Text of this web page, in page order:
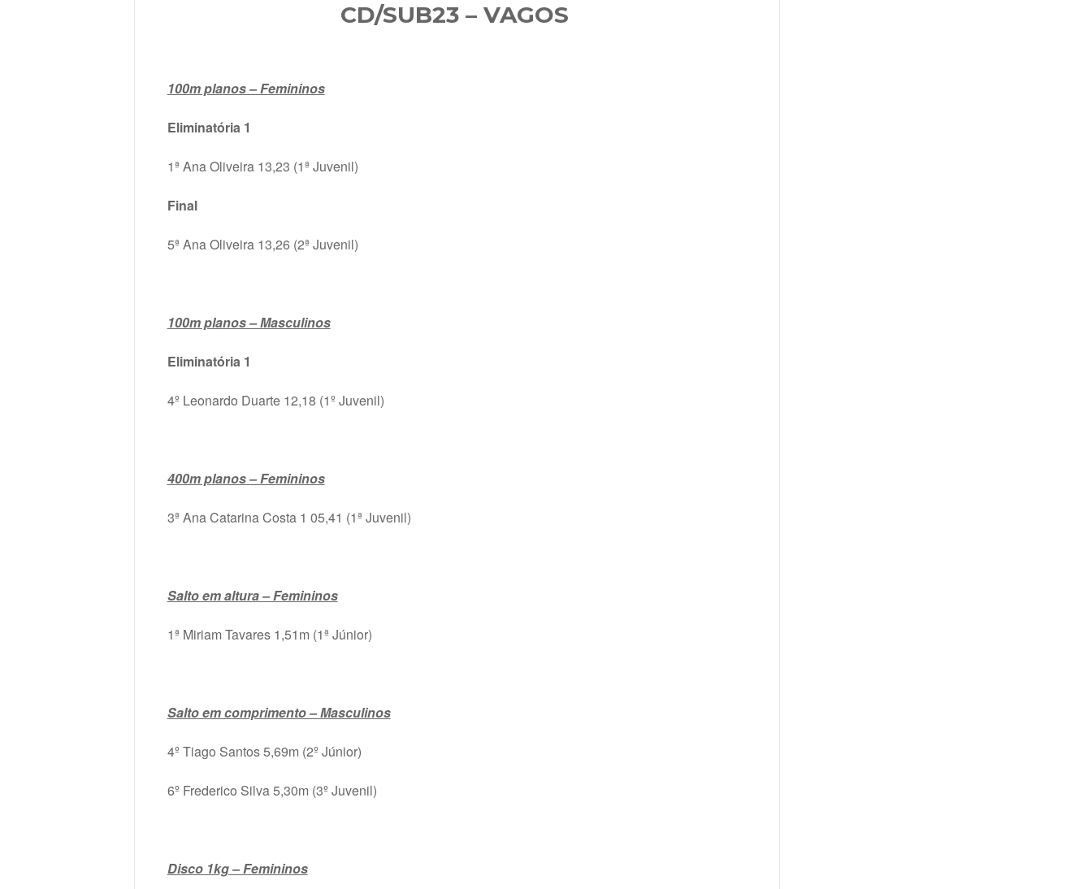
CD/SUB23 – VAGOS
100m planos – Femininos
Eliminatória 1
1ª Ana Oliveira 13,23 (1ª Juvenil)
Final
5ª Ana Oliveira 13,26 (2ª Juvenil)
100m planos – Masculinos
Eliminatória 1
4º Leonardo Duarte 12,18 (1º Juvenil)
400m planos – Femininos
3ª Ana Catarina Costa 1 05,41 (1ª Juvenil)
Salto em altura – Femininos
1ª Miriam Tavares 1,51m (1ª Júnior)
Salto em comprimento – Masculinos
4º Tiago Santos 5,69m (2º Júnior)
6º Frederico Silva 5,30m (3º Juvenil)
Disco 1kg – Femininos